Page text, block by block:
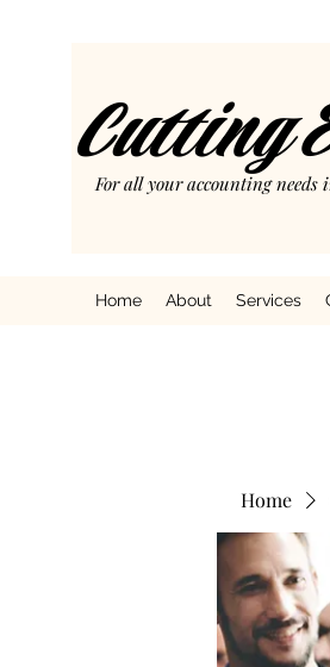
For all your accounting needs
Cutting
Home About Services
Home